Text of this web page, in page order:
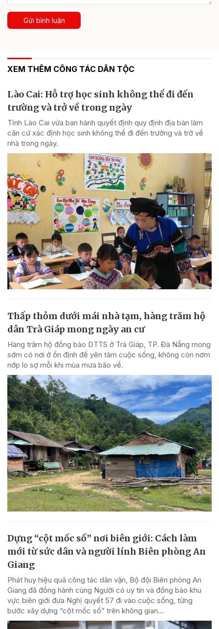
Gửi bình luận
XEM THÊM CÔNG TÁC DÂN TỘC
Lào Cai: Hỗ trợ học sinh không thể đi đến
trường và trở về trong ngày
Tỉnh Lào Cai vừa ban hành quyết định quy định địa bàn làm
căn cứ xác định học sinh không thể đi đến trường và trở về
nhà trong ngày.
Thấp thỏm dưới mái nhà tạm, hàng trăm hộ
dân Trà Giáp mong ngày an cư
Hàng trăm hộ đồng bào DTTS ở Trà Giáp, TP. Đà Nẵng mong
sớm có nơi ở ổn định để yên tâm cuộc sống, không còn nơm
nớp lo sợ mỗi khi mùa mưa bão về.
Dựng “cột mốc số” nơi biên giới: Cách làm
mới từ sức dân và người lính Biên phòng An
Giang
Phát huy hiệu quả công tác dân vận, Bộ đội Biên phòng An
Giang đã đồng hành cùng Người có uy tín và đồng bào khu
vực biên giới đưa Nghị quyết 57 đi vào cuộc sống, từng
bước xây dựng “cột mốc số” trên không gian...